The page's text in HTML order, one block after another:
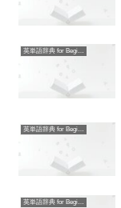
英単語辞典 for Beginners
英単語辞典 for Beginners
英単語辞典 for Beginners